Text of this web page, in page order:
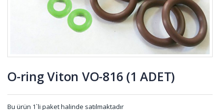
O-ring Viton VO-816 (1 ADET)
Bu ürün 1`li paket halinde satılmaktadır
001
Takozları
TEK-001
İmpel
Lastiği 09-
819-B
Lastikleri